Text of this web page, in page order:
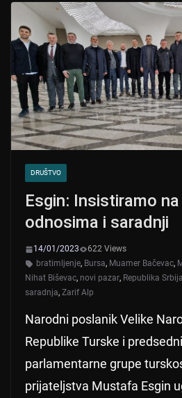
A
p
p
b
o
o
k
DRUŠTVO
Esgin: Insistiramo
odnosima i saradnji
14/01/2023
622 Views
bratimljenje, Bursa, Muamer Bačevac,
Nihat Biševac, novi pazar, Republika Srbija
saradnja, Zarif Alp
Narodni poslanik Velike
Republike Turske i
parlamentarne grupe
prijateljstva Mustafa Esgin